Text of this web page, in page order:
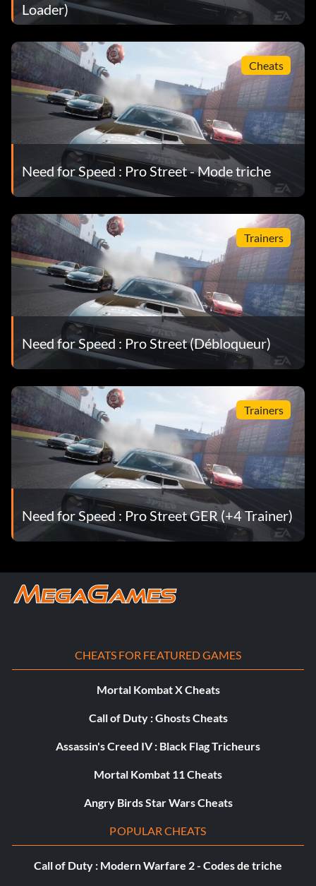
Loader)
Cheats
Need for Speed : Pro Street - Mode triche
Trainers
Need for Speed : Pro Street (Débloqueur)
Trainers
Need for Speed : Pro Street GER (+4 Trainer)
CHEATS FOR FEATURED GAMES
Mortal Kombat X Cheats
Call of Duty : Ghosts Cheats
Assassin's Creed IV : Black Flag Tricheurs
Mortal Kombat 11 Cheats
Angry Birds Star Wars Cheats
POPULAR CHEATS
Call of Duty : Modern Warfare 2 - Codes de triche